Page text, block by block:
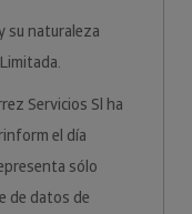
su naturaleza
Servicios Sl ha
el día
sólo
de datos de